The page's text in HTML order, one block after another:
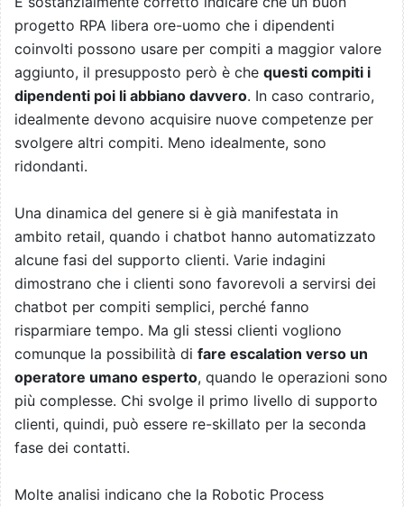
progetto RPA libera ore-uomo che i dipendenti
coinvolti possono usare per compiti a maggior valore
aggiunto, il presupposto però è che questi compiti i
dipendenti poi li abbiano davvero. In caso contrario,
idealmente devono acquisire nuove competenze per
svolgere altri compiti. Meno idealmente, sono
ridondanti.
Una dinamica del genere si è già manifestata in
ambito retail, quando i chatbot hanno automatizzato
alcune fasi del supporto clienti. Varie indagini
dimostrano che i clienti sono favorevoli a servirsi dei
chatbot per compiti semplici, perché fanno
risparmiare tempo. Ma gli stessi clienti vogliono
comunque la possibilità di fare escalation verso un
operatore umano esperto, quando le operazioni sono
più complesse. Chi svolge il primo livello di supporto
clienti, quindi, può essere re-skillato per la seconda
fase dei contatti.
Molte analisi indicano che la Robotic Process